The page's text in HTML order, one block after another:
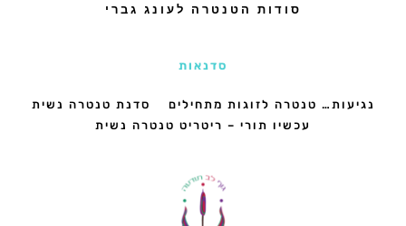
סודות הטנטרה לעונג גברי
סדנאות
נגיעות… טנטרה לזוגות מתחילים
סדנת טנטרה נשית
עכשיו תורי – ריטריט טנטרה נשית